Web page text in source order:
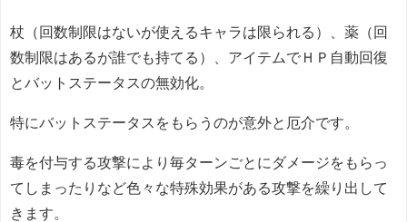
杖（回数制限はないが使えるキャラは限られる）、薬（回
数制限はあるが誰でも持てる）、アイテムでＨＰ自動回復
とバットステータスの無効化。
特にバットステータスをもらうのが意外と厄介です。
毒を付与する攻撃により毎ターンごとにダメージをもらっ
てしまったりなど色々な特殊効果がある攻撃を繰り出して
きます。